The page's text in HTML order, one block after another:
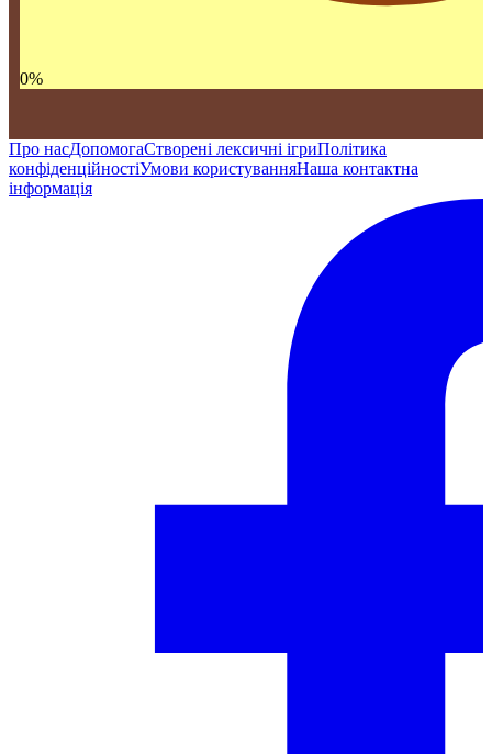
0%
Про насДопомогаСтворені лексичні ігриПолітика
конфіденційностіУмови користуванняНаша контактна
інформація